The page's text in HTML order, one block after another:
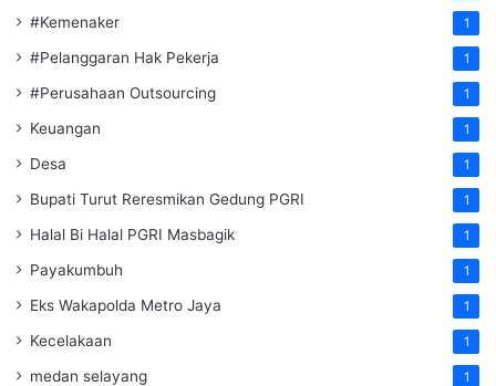
#Kemenaker 1
#Pelanggaran Hak Pekerja 1
#Perusahaan Outsourcing 1
Keuangan 1
Desa 1
Bupati Turut Reresmikan Gedung PGRI 1
Halal Bi Halal PGRI Masbagik 1
Payakumbuh 1
Eks Wakapolda Metro Jaya 1
Kecelakaan 1
medan selayang 1